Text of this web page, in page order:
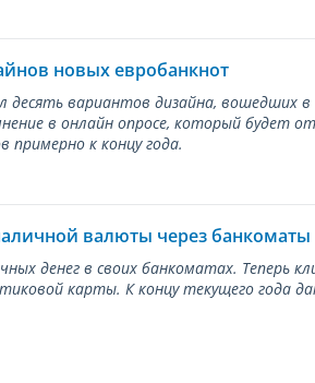
новых евробанкнот
десять вариантов дизайна, вошедших
в онлайн опросе, который будет
к концу года.
валюты через банкоматы
денег в своих банкоматах. Теперь
карты. К концу текущего года